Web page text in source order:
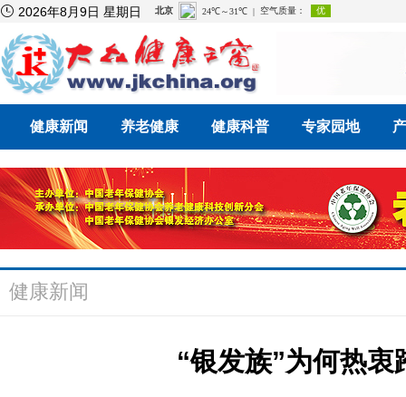
 2026年8月9日 星期日
健康新闻 养老健康 健康科普 专家园地
健康新闻
“银发族”为何热衷